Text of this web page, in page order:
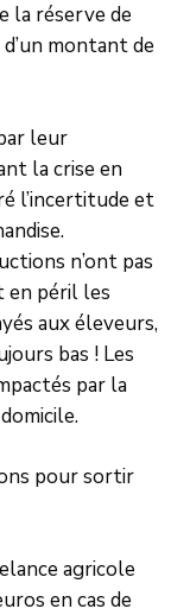
la réserve de
montant de
leur
la crise en
l’incertitude et
n’ont pas
en péril les
aux éleveurs,
bas ! Les
par la
pour sortir
agricole
en cas de